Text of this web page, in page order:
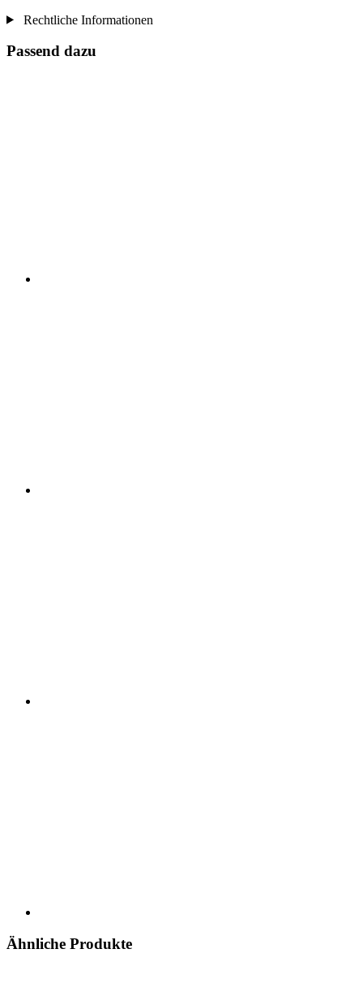
Rechtliche Informationen
Passend dazu
Ähnliche Produkte